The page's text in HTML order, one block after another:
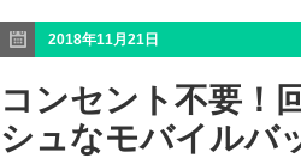
2018年11月21日
コンセント不要！
シュなモバイルバ